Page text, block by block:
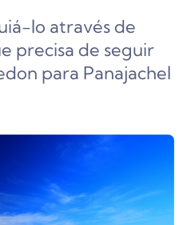
lo através de
precisa de seguir
para Panajachel